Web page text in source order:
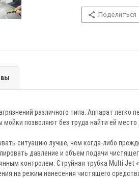
Поделиться
различного типа. Аппарат легко
позволяют без труда найти ей место
ситуацию лучше, чем когда-либо
давление и объем подачи
контролем. Струйная трубка Multi Jet
на режим нанесения чистящего